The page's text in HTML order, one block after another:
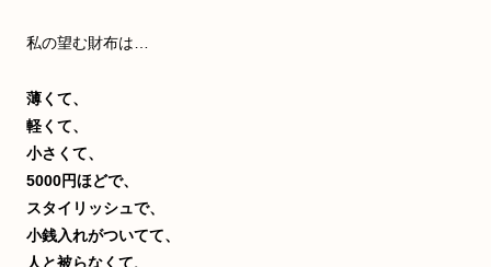
私の望む財布は…
薄くて、
軽くて、
小さくて、
5000円ほどで、
スタイリッシュで、
小銭入れがついてて、
人と被らなくて、